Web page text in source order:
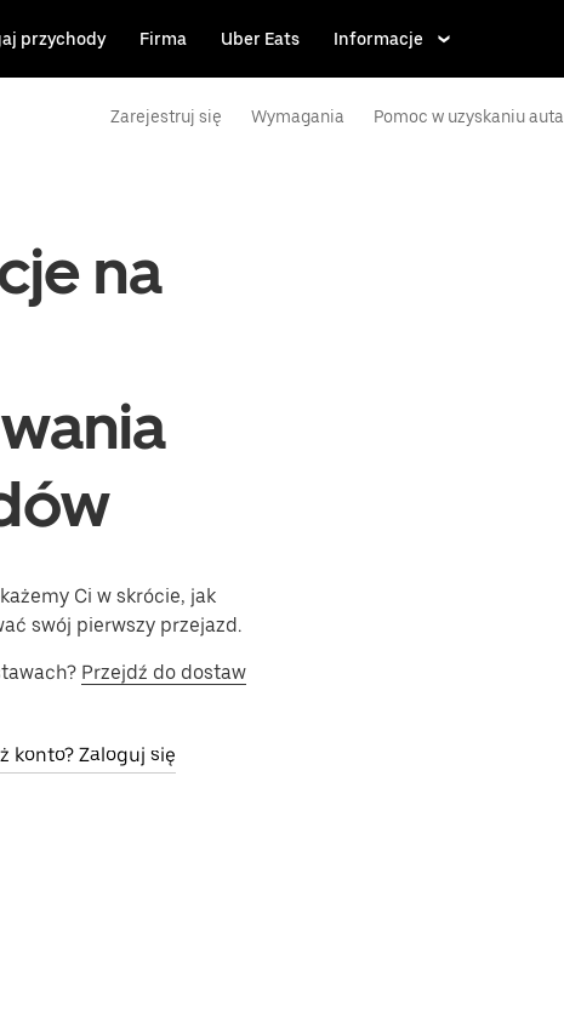
przychody Firma Uber Eats Informacje
Zarejestruj się Wymagania Pomoc w uzyskaniu auta
na
Ci w skrócie, jak
swój pierwszy przejazd.
Przejdź do dostaw
konto? Zaloguj się